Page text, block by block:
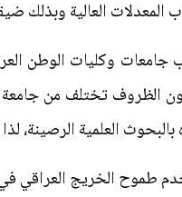
المعدلات العالية وبذلك
وكليات الوطن
الظروف تختلف من جامعة
العلمية الرصينة،